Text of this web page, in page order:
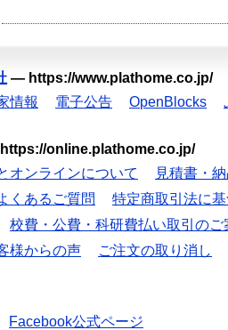
— https://www.plathome.co.jp/
情報 電子公告 OpenBlocks
https://online.plathome.co.jp/
オンラインについて
見積書・
くあるご質問
特定商取引法に
校費・公費・科研費払い取引のご
様からの声 ご注文の取り消し
Facebook公式ページ